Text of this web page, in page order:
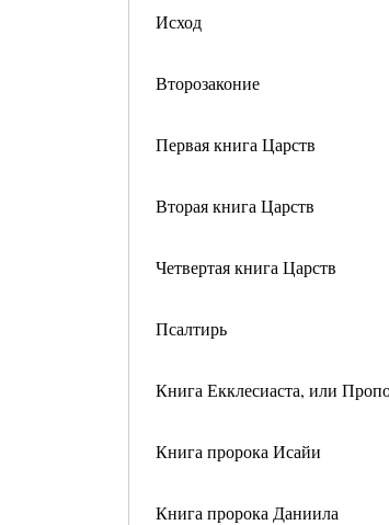
Исход
Второзаконие
Первая книга Царств
Вторая книга Царств
Четвертая книга Царств
Псалтирь
Книга Екклесиаста, или
Книга пророка Исайи
Книга пророка Даниила